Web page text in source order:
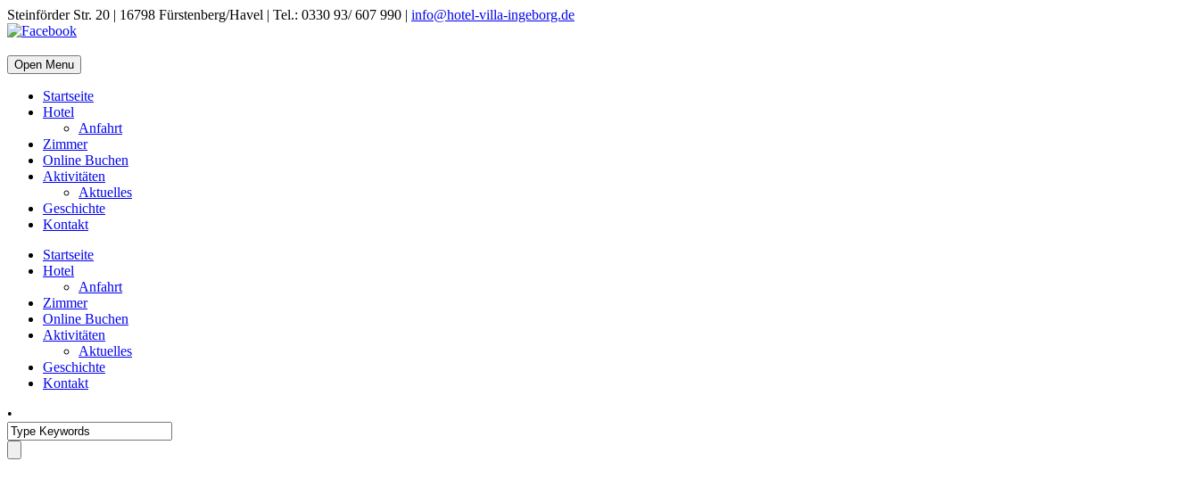
Steinförder Str. 20 | 16798 Fürstenberg/Havel | Tel.: 0330 93/ 607 990 | info@hotel-villa-ingeborg.de
Open Menu
Startseite
Hotel
Anfahrt
Zimmer
Online Buchen
Aktivitäten
Aktuelles
Geschichte
Kontakt
Startseite
Hotel
Anfahrt
Zimmer
Online Buchen
Aktivitäten
Aktuelles
Geschichte
Kontakt
•